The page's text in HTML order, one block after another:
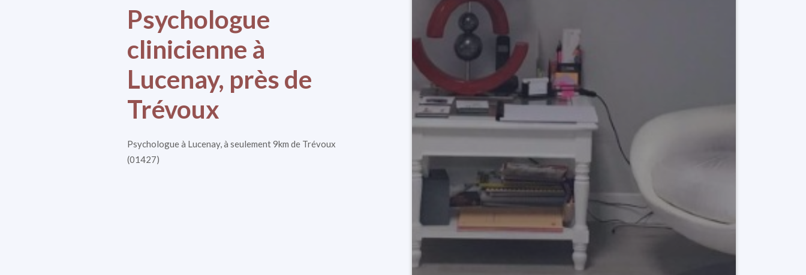
Psychologue
clinicienne à
Lucenay, près de
Trévoux
Psychologue à Lucenay, à seulement 9km de Trévoux
(01427)